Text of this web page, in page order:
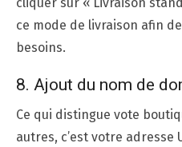
ce mode de livraison afin
besoins.
8. Ajout du nom de
Ce qui distingue vote
autres, c’est votre adresse